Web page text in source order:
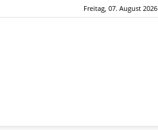
Freitag, 07. August 2026